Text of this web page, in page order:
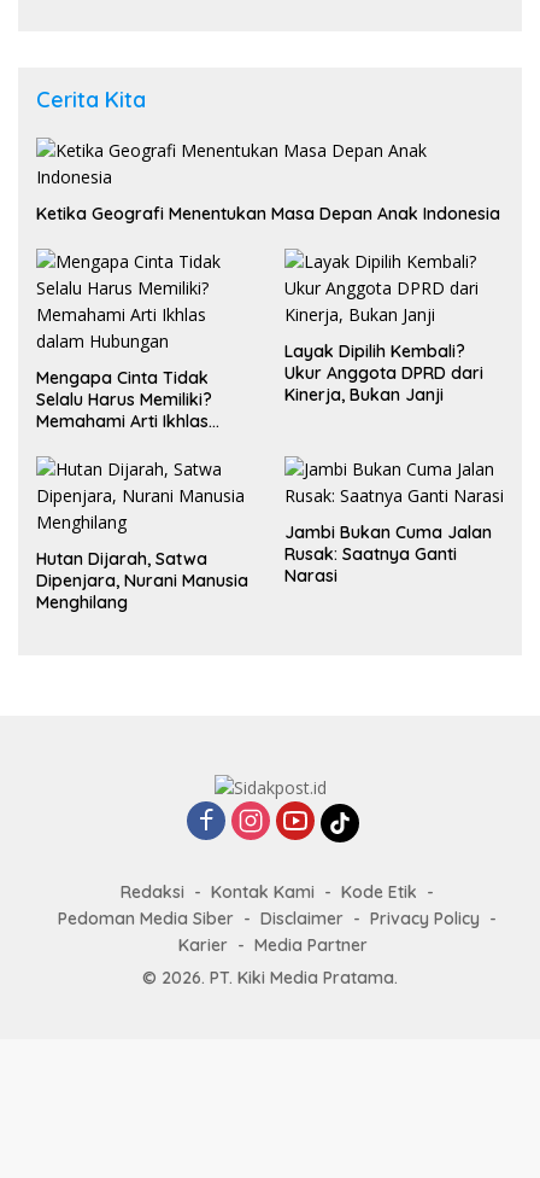
Cerita Kita
Ketika Geografi Menentukan Masa Depan Anak Indonesia
Mengapa Cinta Tidak
Selalu Harus Memiliki?
Memahami Arti Ikhlas
Layak Dipilih Kembali?
Ukur Anggota DPRD dari
Kinerja, Bukan Janji
Hutan Dijarah, Satwa
Dipenjara, Nurani Manusia
Menghilang
Jambi Bukan Cuma Jalan
Rusak: Saatnya Ganti
Narasi
Redaksi Kontak Kami
Kode Etik
Pedoman Media Siber
Disclaimer
Privacy Policy
Karier
Media Partner
© 2026. PT. Kiki Media Pratama.